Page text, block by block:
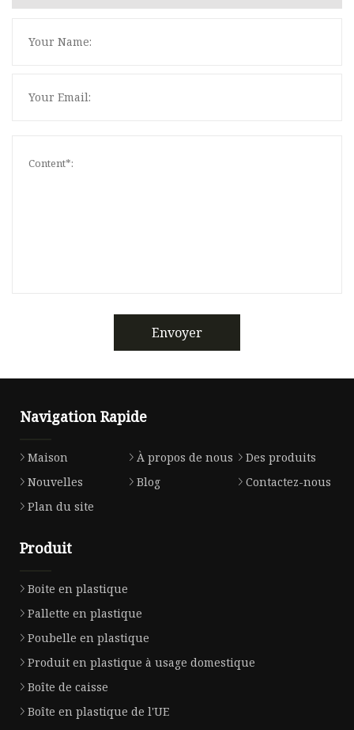
Envoyer
Navigation Rapide
Maison À propos de nous
Des produits
Nouvelles
Blog
Contactez-nous
Plan du site
Produit
Boite en plastique
Pallette en plastique
Poubelle en plastique
Produit en plastique à usage domestique
Boîte de caisse
Boîte en plastique de l'UE